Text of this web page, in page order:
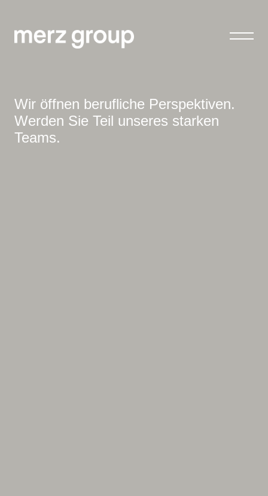
Wir öffnen berufliche Perspektiven.
Werden Sie Teil unseres starken
Teams.